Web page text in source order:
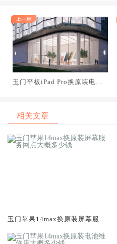
玉门平板iPad Pro换原装电池
相关文章
玉门苹果14max换原装屏幕服务